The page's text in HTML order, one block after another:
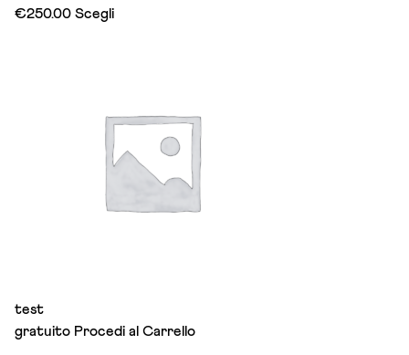
€250.00 ScegliThis
The
options
may
chosen
test
gratuito Procedi al Carrello